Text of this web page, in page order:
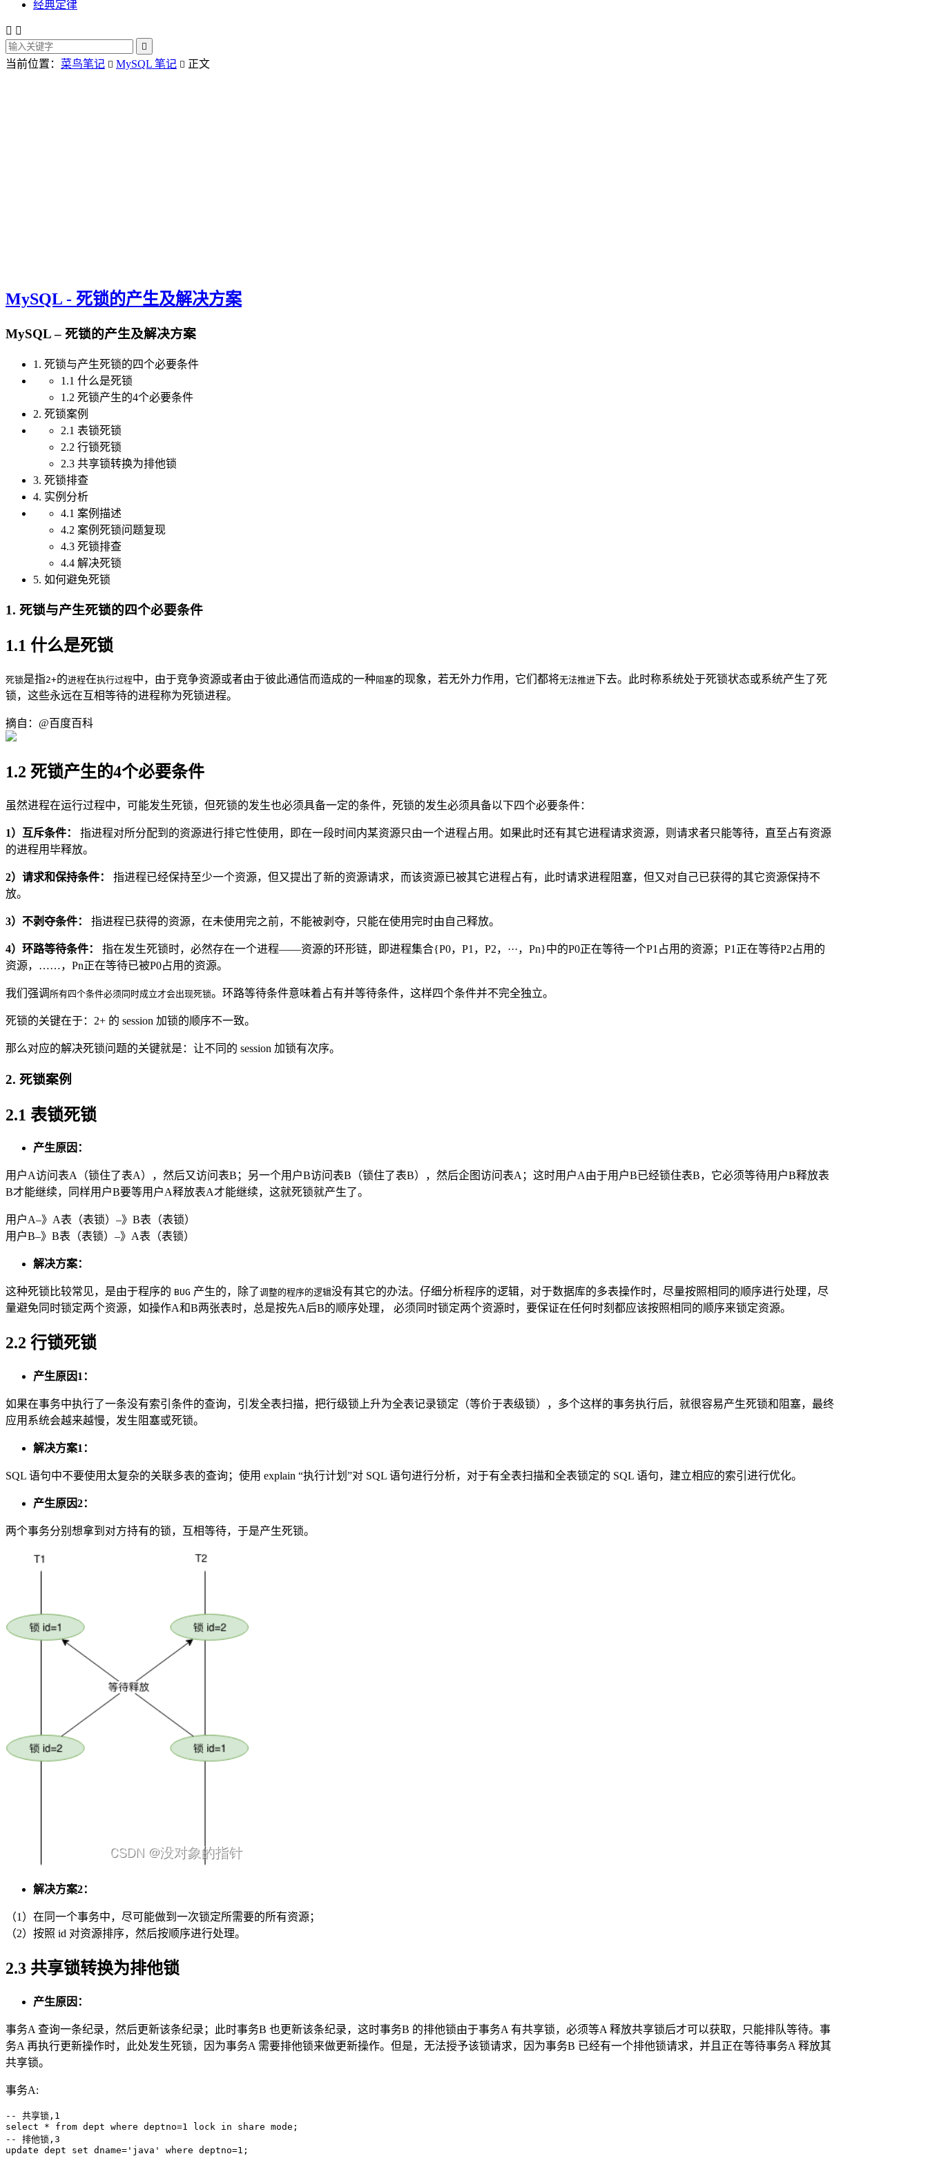
经典定律
 

当前位置： 菜鸟笔记  MySQL 笔记  正文
MySQL - 死锁的产生及解决方案
MySQL – 死锁的产生及解决方案
1. 死锁与产生死锁的四个必要条件
1.1 什么是死锁
1.2 死锁产生的4个必要条件
2. 死锁案例
2.1 表锁死锁
2.2 行锁死锁
2.3 共享锁转换为排他锁
3. 死锁排查
4. 实例分析
4.1 案例描述
4.2 案例死锁问题复现
4.3 死锁排查
4.4 解决死锁
5. 如何避免死锁
1. 死锁与产生死锁的四个必要条件
1.1 什么是死锁
死锁是指2+的进程在执行过程中，由于竞争资源或者由于彼此通信而造成的一种 阻塞的现象，若无外力作用，它们都将无法推进下去。此时称系统处于死锁状态或系统产生了死
锁，这些永远在互相等待的进程称为死锁进程。
摘自：@百度百科
1.2 死锁产生的4个必要条件
虽然进程在运行过程中，可能发生死锁，但死锁的发生也必须具备一定的条件，死锁的发生必须具备以下四个必要条件：
1）互斥条件：
指进程对所分配到的资源进行排它性使用，即在一段时间内某资源只由一个进程占用。如果此时还有其它进程请求资源，则请求者只能等待，直至占有资源
的进程用毕释放。
2）请求和保持条件：
指进程已经保持至少一个资源，但又提出了新的资源请求，而该资源已被其它进程占有，此时请求进程阻塞，但又对自己已获得的其它资源保持不
放。
3）不剥夺条件： 指进程已获得的资源，在未使用完之前，不能被剥夺，只能在使用完时由自己释放。
4）环路等待条件：
指在发生死锁时，必然存在一个进程——资源的环形链，即进程集合{P0，P1，P2，···，Pn}中的P0正在等待一个P1占用的资源；P1正在等待P2占用的
资源，……，Pn正在等待已被P0占用的资源。
我们强调 所有四个条件必须同时成立才会出现死锁。环路等待条件意味着占有并等待条件，这样四个条件并不完全独立。
死锁的关键在于：2+ 的 session 加锁的顺序不一致。
那么对应的解决死锁问题的关键就是：让不同的 session 加锁有次序。
2. 死锁案例
2.1 表锁死锁
产生原因：
用户A访问表A（锁住了表A），然后又访问表B；另一个用户B访问表B（锁住了表B），然后企图访问表A；这时用户A由于用户B已经锁住表B，它必须等待用户B释放表
B才能继续，同样用户B要等用户A释放表A才能继续，这就死锁就产生了。
用户A–》A表（表锁）–》B表（表锁）
用户B–》B表（表锁）–》A表（表锁）
解决方案：
这种死锁比较常见，是由于程序的 BUG 产生的，除了调整的程序的逻辑没有其它的办法。仔细分析程序的逻辑，对于数据库的多表操作时，尽量按照相同的顺序进行处理，尽
量避免同时锁定两个资源，如操作A和B两张表时，总是按先A后B的顺序处理， 必须同时锁定两个资源时，要保证在任何时刻都应该按照相同的顺序来锁定资源。
2.2 行锁死锁
产生原因1：
如果在事务中执行了一条没有索引条件的查询，引发全表扫描，把行级锁上升为全表记录锁定（等价于表级锁），多个这样的事务执行后，就很容易产生死锁和阻塞，最终
应用系统会越来越慢，发生阻塞或死锁。
解决方案1：
SQL 语句中不要使用太复杂的关联多表的查询；使用 explain “执行计划”对 SQL 语句进行分析，对于有全表扫描和全表锁定的 SQL 语句，建立相应的索引进行优化。
产生原因2：
两个事务分别想拿到对方持有的锁，互相等待，于是产生死锁。
解决方案2：
（1）在同一个事务中，尽可能做到一次锁定所需要的所有资源；
（2）按照 id 对资源排序，然后按顺序进行处理。
2.3 共享锁转换为排他锁
产生原因：
事务A 查询一条纪录，然后更新该条纪录；此时事务B 也更新该条纪录，这时事务B 的排他锁由于事务A 有共享锁，必须等A 释放共享锁后才可以获取，只能排队等待。事
务A 再执行更新操作时，此处发生死锁，因为事务A 需要排他锁来做更新操作。但是，无法授予该锁请求，因为事务B 已经有一个排他锁请求，并且正在等待事务A 释放其
共享锁。
事务A:
-- 共享锁,1
select * from dept where deptno=1 lock in share mode;
-- 排他锁,3